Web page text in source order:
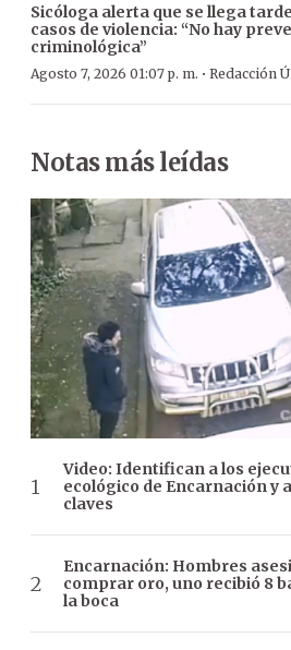
Sicóloga alerta que se llega
casos de violencia: “No hay
criminológica”
Agosto 7, 2026 01:07 p. m. · Redacción
Notas más leídas
Video: Identifican a los
ecológico de Encarnación y
claves
Encarnación: Hombres
comprar oro, uno recibió 8
la boca